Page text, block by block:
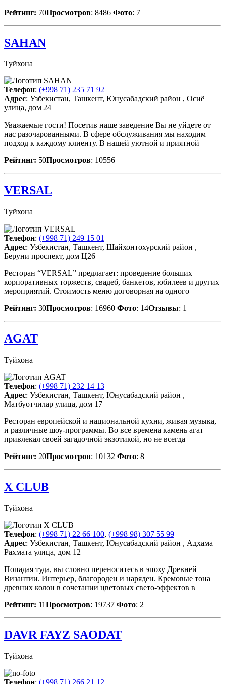
Рейтинг: 70Просмотров: 8486 Фото: 7
SAHAN
Туйхона
Телефон: (+998 71) 235 71 92
Адрес: Узбекистан, Ташкент, Юнусабадский район , Осиё
улица, дом 24
Уважаемые гости! Посетив наше заведение Вы не уйдете от
нас разочарованными. В сфере обслуживания мы находим
подход к каждому клиенту. В нашей уютной и приятной
Рейтинг: 50Просмотров: 10556
VERSAL
Туйхона
Телефон: (+998 71) 249 15 01
Адрес: Узбекистан, Ташкент, Шайхонтохурский район ,
Беруни проспект, дом Ц26
Ресторан “VERSAL” предлагает: проведение больших
корпоративных торжеств, свадеб, банкетов, юбилеев и других
мероприятий. Стоимость меню договорная на одного
Рейтинг: 30Просмотров: 16960 Фото: 14Отзывы: 1
AGAT
Туйхона
Телефон: (+998 71) 232 14 13
Адрес: Узбекистан, Ташкент, Юнусабадский район ,
Матбуотчилар улица, дом 17
Ресторан европейской и национальной кухни, живая музыка,
и различные шоу-программы. Во все времена камень агат
привлекал своей загадочной экзотикой, но не всегда
Рейтинг: 20Просмотров: 10132 Фото: 8
X CLUB
Туйхона
Телефон: (+998 71) 22 66 100, (+998 98) 307 55 99
Адрес: Узбекистан, Ташкент, Юнусабадский район , Адхама
Рахмата улица, дом 12
Попадая туда, вы словно переноситесь в эпоху Древней
Византии. Интерьер, благороден и наряден. Кремовые тона
древних колон в сочетании цветовых свето-эффектов в
Рейтинг: 11Просмотров: 19737 Фото: 2
DAVR FAYZ SAODAT
Туйхона
Телефон: (+998 71) 266 21 12